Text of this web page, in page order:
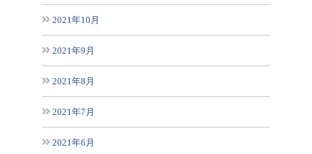
2021年10月
2021年9月
2021年8月
2021年7月
2021年6月